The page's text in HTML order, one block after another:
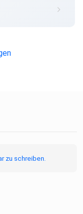
zu schreiben.